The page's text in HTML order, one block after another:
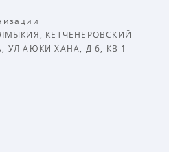
КЕТЧЕНЕРОВСКИЙ
УЛ АЮКИ ХАНА, Д 6, КВ 1